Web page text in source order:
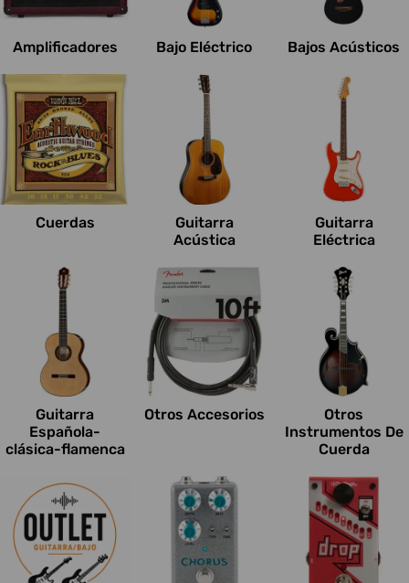
Amplificadores Bajo Eléctrico Bajos Acústicos
Cuerdas
Guitarra
Acústica
Guitarra
Eléctrica
Guitarra
Española-
clásica-flamenca
Otros Accesorios
Otros
Instrumentos De
Cuerda